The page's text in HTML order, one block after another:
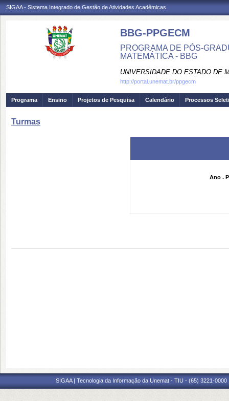
SIGAA - Sistema Integrado de Gestão de Atividades Acadêmicas
BBG-PPGECM
PROGRAMA DE PÓS-
MATEMÁTICA - BBG
UNIVERSIDADE DO ESTADO DE
http://portal.unemat.br/ppgecm
Programa Ensino Projetos de Pesquisa Calendário Processos
Turmas
Ano .
SIGAA | Tecnologia da Informação da Unemat - TIU - (65) 3221-